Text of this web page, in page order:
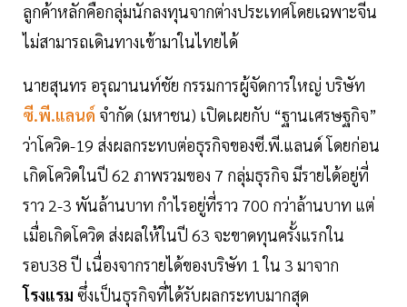
ลูกค้าหลักคือกลุ่มนักลงทุนจากต่างประเทศโดยเฉพาะจีน
ไม่สามารถเดินทางเข้ามาในไทยได้
นายสุนทร อรุณานนท์ชัย กรรมการผู้จัดการใหญ่ บริษัท
ซี.พี.แลนด์ จำกัด (มหาชน) เปิดเผยกับ “ฐานเศรษฐกิจ”
ว่าโควิด-19 ส่งผลกระทบต่อธุรกิจของซี.พี.แลนด์ โดยก่อน
เกิดโควิดในปี 62 ภาพรวมของ 7 กลุ่มธุรกิจ มีรายได้อยู่ที่
ราว 2-3 พันล้านบาท กำไรอยู่ที่ราว 700 กว่าล้านบาท แต่
เมื่อเกิดโควิด ส่งผลให้ในปี 63 จะขาดทุนครั้งแรกใน
รอบ38 ปี เนื่องจากรายได้ของบริษัท 1 ใน 3 มาจาก
โรงแรม ซึ่งเป็นธุรกิจที่ได้รับผลกระทบมากสุด